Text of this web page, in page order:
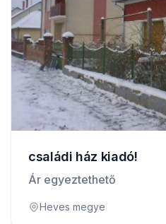
családi ház kiadó!
Ár egyeztethető
Heves megye